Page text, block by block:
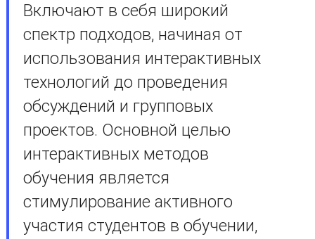
Включают в себя широкий
спектр подходов, начиная от
использования интерактивных
технологий до проведения
обсуждений и групповых
проектов. Основной целью
интерактивных методов
обучения является
стимулирование активного
участия студентов в обучении,